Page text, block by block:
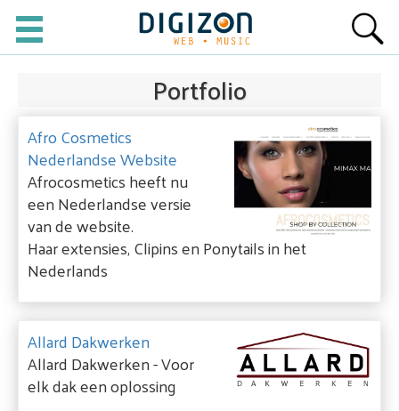
Portfolio
Afro Cosmetics
Nederlandse Website
Afrocosmetics heeft nu
een Nederlandse versie
van de website.
Haar extensies, Clipins en Ponytails in het
Nederlands
Allard Dakwerken
Allard Dakwerken - Voor
elk dak een oplossing